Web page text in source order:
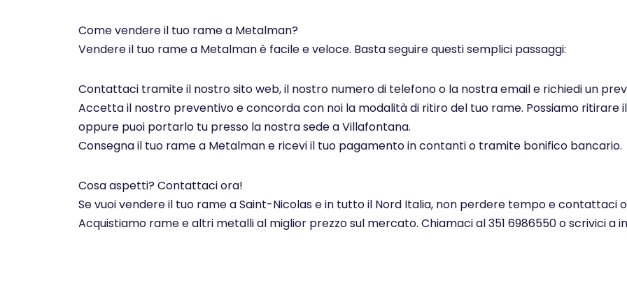
Come vendere il tuo rame a Metalman?
Vendere il tuo rame a Metalman è facile e veloce. Basta seguire questi semplici passaggi:
Contattaci tramite il nostro sito web, il nostro numero di telefono o la nostra email e richiedi un
Accetta il nostro preventivo e concorda con noi la modalità di ritiro del tuo rame. Possiamo ritirare
oppure puoi portarlo tu presso la nostra sede a Villafontana.
Consegna il tuo rame a Metalman e ricevi il tuo pagamento in contanti o tramite bonifico bancario.
Cosa aspetti? Contattaci ora!
Se vuoi vendere il tuo rame a Saint-Nicolas e in tutto il Nord Italia, non perdere tempo e contattaci
Acquistiamo rame e altri metalli al miglior prezzo sul mercato. Chiamaci al 351 6986550 o scrivici